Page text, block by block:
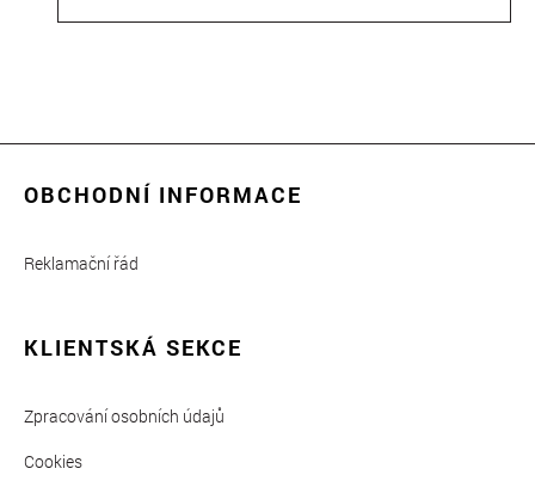
OBCHODNÍ INFORMACE
Reklamační řád
KLIENTSKÁ SEKCE
Zpracování osobních údajů
Cookies